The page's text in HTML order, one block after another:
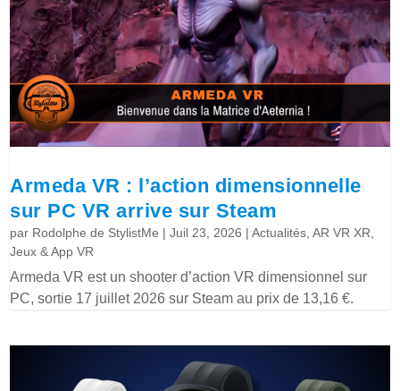
Armeda VR : l’action dimensionnelle
sur PC VR arrive sur Steam
par Rodolphe de StylistMe |Juil 23, 2026 |Actualités ,AR VR XR
Jeux & App VR
Armeda VR est un shooter d’action VR dimensionnel sur
PC, sortie 17 juillet 2026 sur Steam au prix de 13,16 €.